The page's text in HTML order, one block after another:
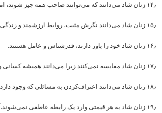
۱۴٫ زنان شاد می‌دانند که می‌توانند صاحب همه چیز شوند، اما لزوماً همه چیز را در یک زمان به دست نمی‌آورند.
۱۵٫ زنان شاد می‌دانند نگرش مثبت، روابط ارزشمند و زندگی پرمعنا اجزای تشکیل‌دهنده‌ شادمانی و خوش‌بختی هستند.
۱۶٫ زنان شاد خود را باور دارند، قدر‌شناس و عامل‌ هستند.
۱۷٫ زنان شاد مقایسه نمی‌کنند زیرا می‌دانند همیشه کسانی وجود دارند که بیش از آن‌ها دارند.
۱۸٫ زنان شاد می‌دانند اعتراف‌‌کردن به مسائلی که وجود دارد نخستین قدم برای تغییر دادن است.
۱۹٫ زنان شاد به هر قیمتی وارد یک رابطه عاطفی